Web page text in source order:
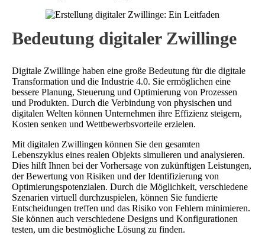
Bedeutung digitaler Zwillinge
Digitale Zwillinge haben eine große Bedeutung für die digitale
Transformation und die Industrie 4.0. Sie ermöglichen eine
bessere Planung, Steuerung und Optimierung von Prozessen
und Produkten. Durch die Verbindung von physischen und
digitalen Welten können Unternehmen ihre Effizienz steigern,
Kosten senken und Wettbewerbsvorteile erzielen.
Mit digitalen Zwillingen können Sie den gesamten
Lebenszyklus eines realen Objekts simulieren und analysieren.
Dies hilft Ihnen bei der Vorhersage von zukünftigen Leistungen,
der Bewertung von Risiken und der Identifizierung von
Optimierungspotenzialen. Durch die Möglichkeit, verschiedene
Szenarien virtuell durchzuspielen, können Sie fundierte
Entscheidungen treffen und das Risiko von Fehlern minimieren.
Sie können auch verschiedene Designs und Konfigurationen
testen, um die bestmögliche Lösung zu finden.